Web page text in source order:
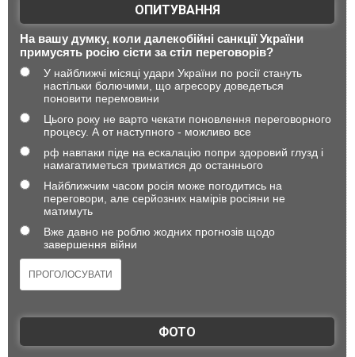
ОПИТУВАННЯ
На вашу думку, коли далекобійні санкції України
примусять росію сісти за стіл переговорів?
У найближчі місяці удари України по росії стануть
настільки болючими, що агресору доведеться
поновити перемовини
Цього року не варто чекати поновлення переговорного
процесу. А от наступного - можливо все
рф навпаки піде на ескалацію попри здоровий глузд і
намагатиметься триматися до останнього
Найближчим часом росія може погодитись на
переговори, але серйозних намірів росіяни не
матимуть
Вже давно не роблю жодних прогнозів щодо
завершення війни
ФОТО